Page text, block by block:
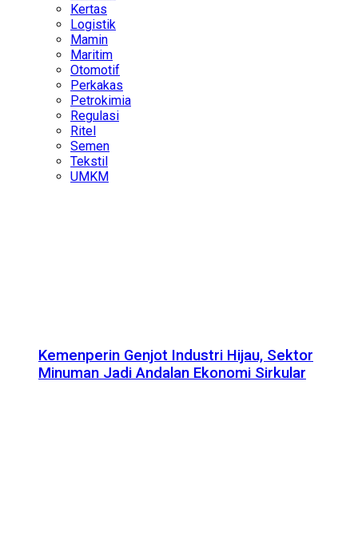
Kertas
Logistik
Mamin
Maritim
Otomotif
Perkakas
Petrokimia
Regulasi
Ritel
Semen
Tekstil
UMKM
Kemenperin Genjot Industri Hijau, Sektor
Minuman Jadi Andalan Ekonomi Sirkular